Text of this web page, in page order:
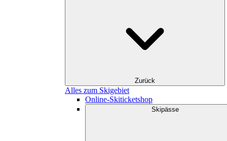
Zurück
Alles zum Skigebiet
Online-Skiticketshop
Skipässe